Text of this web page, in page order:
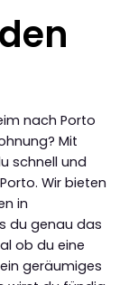
nach Porto
Mit
schnell und
Wir bieten
in
du genau das
ob du eine
geräumiges